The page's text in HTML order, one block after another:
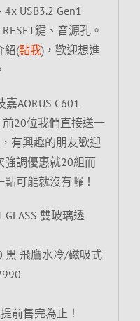
USB3.2 Gen1
鍵、音源孔。
紹(點我)，歡迎想進
AORUS C601
前20位我們直接送一
有興趣的朋友歡迎
強調優惠就20組而
可能就沒有囉！
GLASS 雙玻璃透
黑 飛鷹水冷/磁吸式
前售完為止！